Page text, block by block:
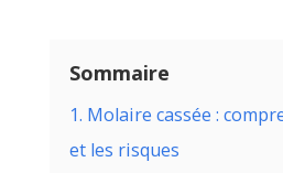
Sommaire
1. Molaire cassée :
et les risques